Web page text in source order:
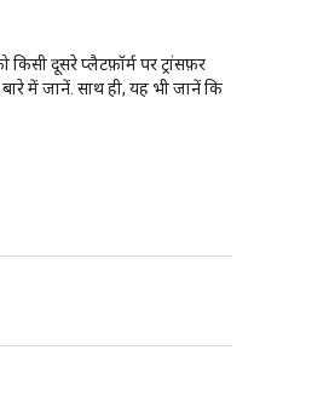
दूसरे प्लैटफ़ॉर्म पर ट्रांसफ़र
में जानें. साथ ही, यह भी जानें कि